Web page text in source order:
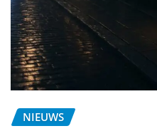
NIEUWS